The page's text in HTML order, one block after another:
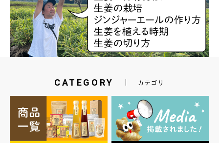
CATEGORY カテゴリ